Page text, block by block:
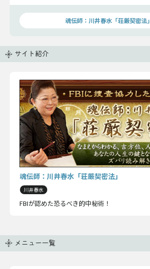
魂伝師：川井春水「荘厳契密法」
サイト紹介
魂伝師：川井春水「荘厳契密法」
川井春水
FBIが認めた恐るべき的中秘術！
メニュー一覧